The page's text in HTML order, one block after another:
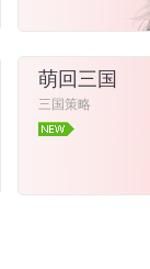
萌回三国
三国策略